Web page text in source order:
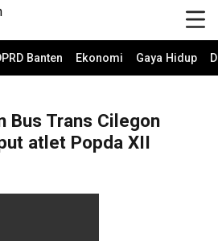
Banten Ekonomi Gaya Hidup
Bus Trans Cilegon
atlet Popda XII